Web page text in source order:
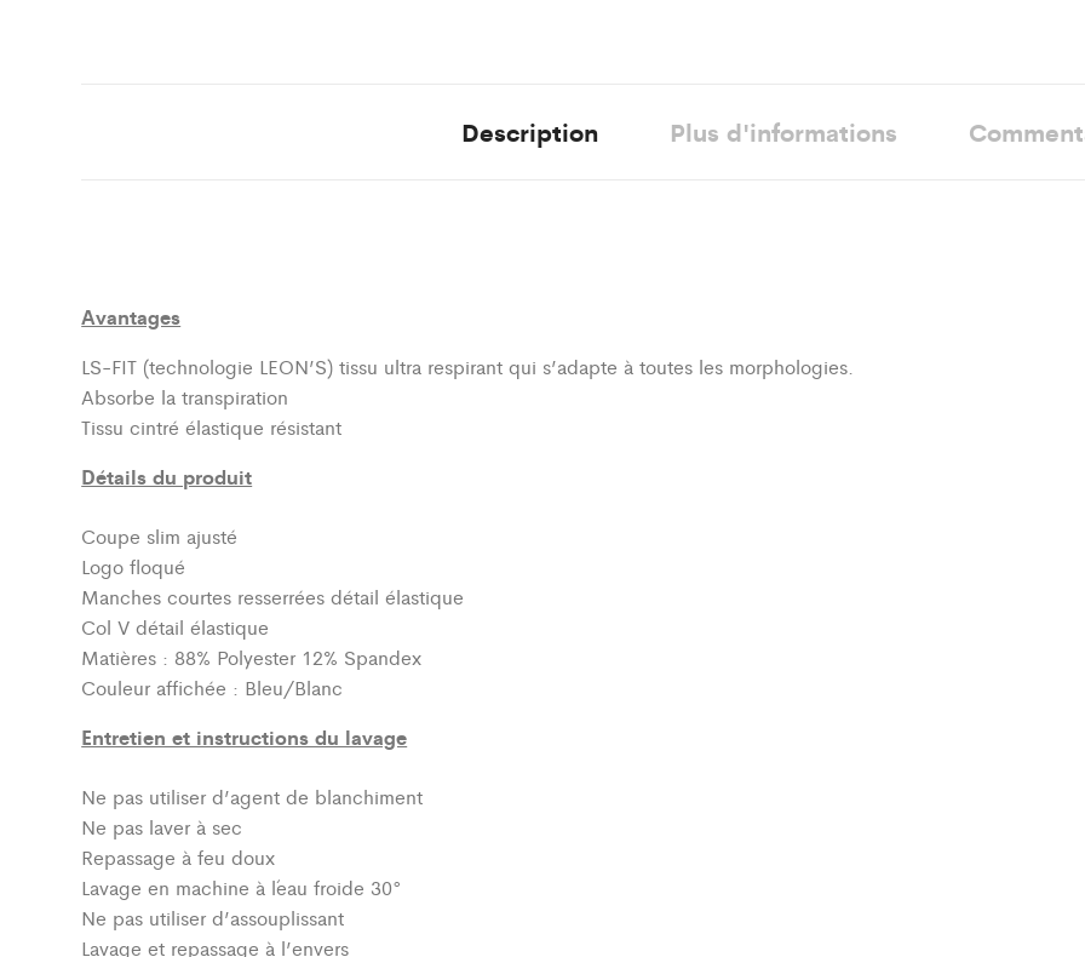
Description Plus d'informations
Avantages
LS-FIT (technologie LEON’S)tissu ultra respirant qui s’adapte à toutes les morphologies.
Absorbe la transpiration
Tissu cintré élastique résistant
Détails du produit
Coupe slim ajusté
Logo floqué
Manches courtes resserrées détail élastique
Col V détail élastique
Matières : 88% Polyester 12% Spandex
Couleur affichée : Bleu/Blanc
Entretien et instructions du lavage
Ne pas utiliser d’agent de blanchiment
Ne pas laver à sec
Repassage à feu doux
Lavage en machine à l´eau froide 30°
Ne pas utiliser d’assouplissant
Lavage et repassage à l’envers